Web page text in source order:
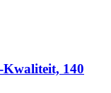
​Kwaliteit, 140